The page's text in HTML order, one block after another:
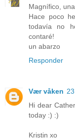
Magnífico,
Hace poco
todavía no
contaré!
un abarzo
Responder
Vær våken
Hi dear
today :) :)
Kristin xo